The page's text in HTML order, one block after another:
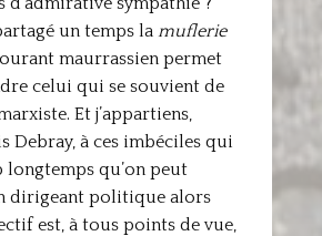
un temps la muflerie
maurrassien permet
celui qui se souvient de
Et j’appartiens,
Debray, à ces imbéciles qui
qu’on peut
dirigeant politique alors
est, à tous points de vue,